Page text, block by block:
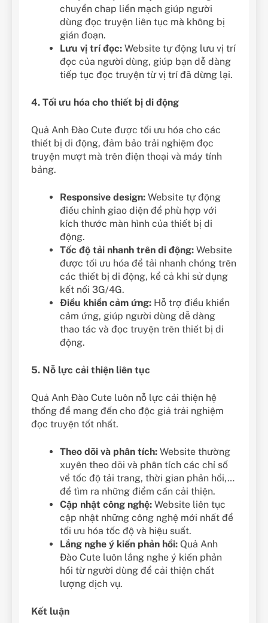
chuyển chap liền mạch giúp người
dùng đọc truyện liên tục mà không bị
gián đoạn.
Lưu vị trí đọc: Website tự động lưu vị trí
đọc của người dùng, giúp bạn dễ dàng
tiếp tục đọc truyện từ vị trí đã dừng lại.
4. Tối ưu hóa cho thiết bị di động
Quả Anh Đào Cute được tối ưu hóa cho các
thiết bị di động, đảm bảo trải nghiệm đọc
truyện mượt mà trên điện thoại và máy tính
bảng.
Responsive design: Website tự động
điều chỉnh giao diện để phù hợp với
kích thước màn hình của thiết bị di
động.
Tốc độ tải nhanh trên di động: Website
được tối ưu hóa để tải nhanh chóng trên
các thiết bị di động, kể cả khi sử dụng
kết nối 3G/4G.
Điều khiển cảm ứng: Hỗ trợ điều khiển
cảm ứng, giúp người dùng dễ dàng
thao tác và đọc truyện trên thiết bị di
động.
5. Nỗ lực cải thiện liên tục
Quả Anh Đào Cute luôn nỗ lực cải thiện hệ
thống để mang đến cho độc giả trải nghiệm
đọc truyện tốt nhất.
Theo dõi và phân tích: Website thường
xuyên theo dõi và phân tích các chỉ số
về tốc độ tải trang, thời gian phản hồi,…
để tìm ra những điểm cần cải thiện.
Cập nhật công nghệ: Website liên tục
cập nhật những công nghệ mới nhất để
tối ưu hóa tốc độ và hiệu suất.
Lắng nghe ý kiến phản hồi: Quả Anh
Đào Cute luôn lắng nghe ý kiến phản
hồi từ người dùng để cải thiện chất
lượng dịch vụ.
Kết luận